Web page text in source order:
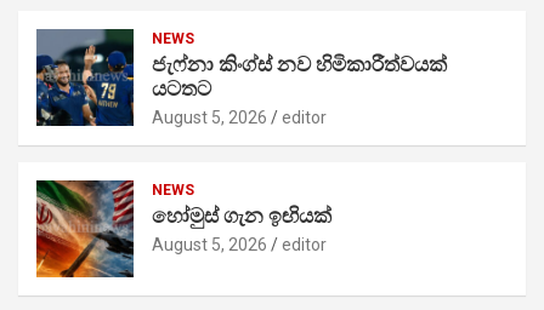
NEWS
ජැෆ්නා කිංග්ස් නව හිමිකාරීත්වයක්
යටතට
August 5, 2026 editor
NEWS
හෝමුස් ගැන ඉඟියක්
August 5, 2026 editor